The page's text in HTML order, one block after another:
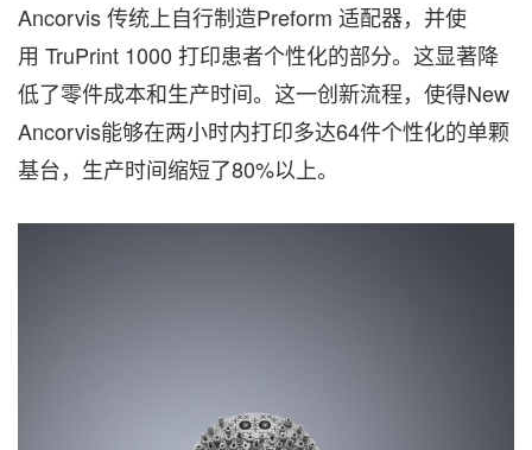
Ancorvis 传统上自行制造Preform 适配器，并使
用 TruPrint 1000 打印患者个性化的部分。这显著降
低了零件成本和生产时间。这一创新流程，使得New
Ancorvis能够在两小时内打印多达64件个性化的单颗
基台，生产时间缩短了80%以上。